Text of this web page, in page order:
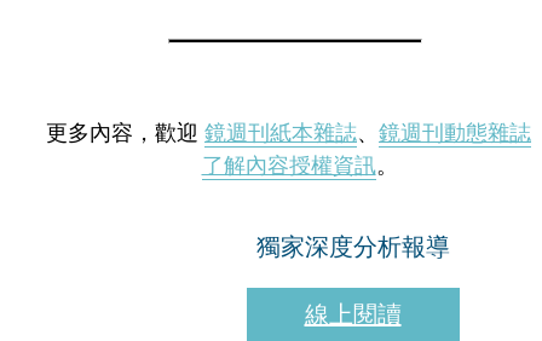
更多內容，歡迎 鏡週刊紙本雜誌、 鏡週刊動態雜誌
了解內容授權資訊。
獨家深度分析報導
線上閱讀